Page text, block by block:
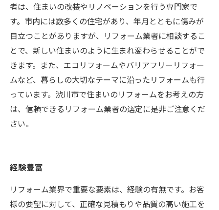
者は、住まいの改装やリノベーションを行う専門家で
す。市内には数多くの住宅があり、年月とともに傷みが
目立つことがありますが、リフォーム業者に相談するこ
とで、新しい住まいのように生まれ変わらせることがで
きます。また、エコリフォームやバリアフリーリフォー
ムなど、暮らしの大切なテーマに沿ったリフォームも行
っています。渋川市で住まいのリフォームをお考えの方
は、信頼できるリフォーム業者の選定に是非ご注意くだ
さい。
経験豊富
リフォーム業界で重要な要素は、経験の有無です。お客
様の要望に対して、正確な見積もりや品質の高い施工を